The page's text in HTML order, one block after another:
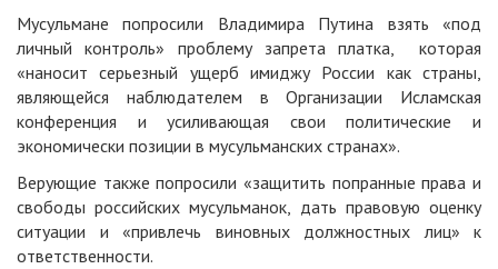
Мусульмане попросили Владимира Путина взять «под
личный контроль» проблему запрета платка, которая
«наносит серьезный ущерб имиджу России как страны,
являющейся наблюдателем в Организации Исламская
конференция и усиливающая свои политические и
экономически позиции в мусульманских странах».
Верующие также попросили «защитить попранные права и
свободы российских мусульманок, дать правовую оценку
ситуации и «привлечь виновных должностных лиц» к
ответственности.